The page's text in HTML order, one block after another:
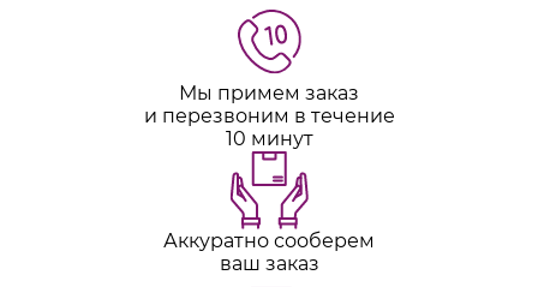
Мы примем заказ
и перезвоним в течение
10 минут
Аккуратно сооберем
ваш заказ